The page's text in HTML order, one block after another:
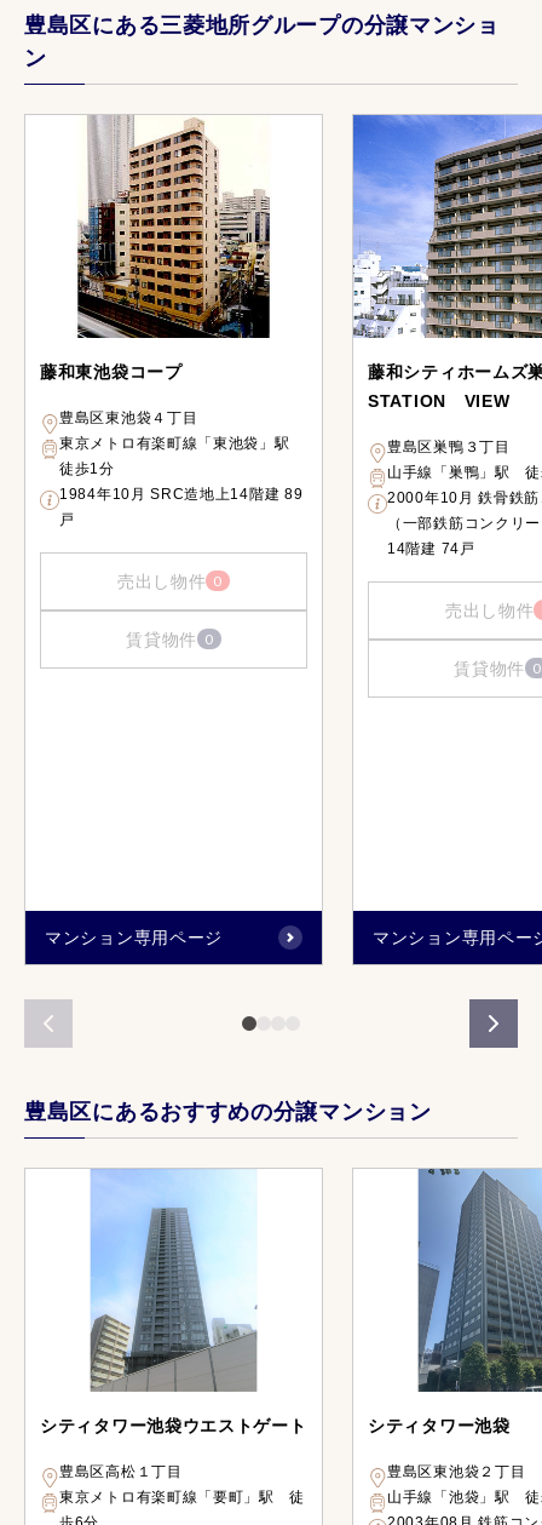
豊島区にある三菱地所グループの分譲マンショ
ン
藤和東池袋コープ
豊島区東池袋４丁目
東京メトロ有楽町線「東池袋」駅
徒歩1分
1984年10月 SRC造地上14階建 89
戸
売出し物件 0
賃貸物件 0
マンション専用ページ
藤和シティホームズ
STATION VIEW
豊島区巣鴨３丁目
山手線「巣鴨」駅
2000年10月 鉄骨鉄
（一部鉄筋コンクリ
14階建 74戸
売出し物件
賃貸物件 0
マンション専用ペー
豊島区にあるおすすめの分譲マンション
シティタワー池袋ウエストゲート
豊島区高松１丁目
東京メトロ有楽町線「要町」駅 徒
シティタワー池袋
豊島区東池袋２丁目
山手線「池袋」駅